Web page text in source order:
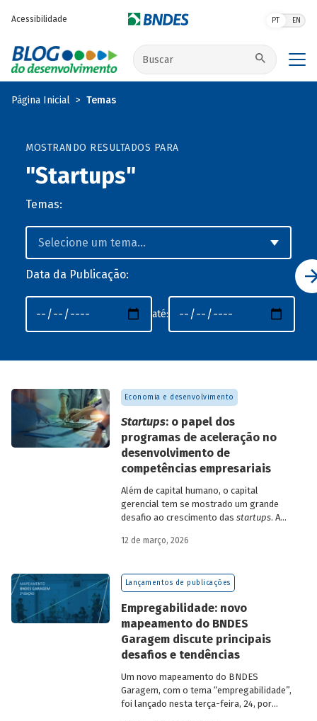
Acessibilidade PT EN
Buscar no site
Página Inicial Temas
MOSTRANDO RESULTADOS PARA
"Startups"
Temas:
Data da Publicação:
até:
Economia e desenvolvimento
Startups: o papel dos
programas de aceleração no
desenvolvimento de
competências empresariais
Além de capital humano, o capital
gerencial tem se mostrado um grande
desafio ao crescimento das startups. A
como programas de aceleração têm
desafio.
12 de março, 2026
Lançamentos de publicações
Empregabilidade: novo
mapeamento do BNDES
Garagem discute principais
desafios e tendências
Um novo mapeamento do BNDES
Garagem, com o tema “empregabilidade”,
foi lançado nesta terça-feira, 24, por